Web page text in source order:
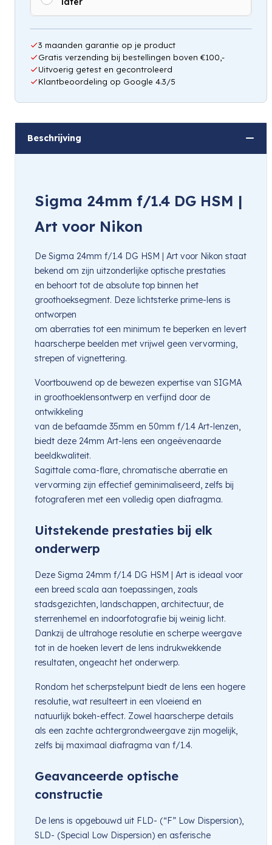
3 maanden garantie op je product
Gratis verzending bij bestellingen boven €100,-
Uitvoerig getest en gecontroleerd
Klantbeoordeling op Google 4.3/5
Beschrijving
Sigma 24mm f/1.4 DG HSM |
Art voor Nikon
De Sigma 24mm f/1.4 DG HSM | Art voor Nikon staat
bekend om zijn uitzonderlijke optische prestaties
en behoort tot de absolute top binnen het
groothoeksegment. Deze lichtsterke prime-lens is
ontworpen
om aberraties tot een minimum te beperken en levert
haarscherpe beelden met vrijwel geen vervorming,
strepen of vignettering.
Voortbouwend op de bewezen expertise van SIGMA
in groothoeklensontwerp en verfijnd door de
ontwikkeling
van de befaamde 35mm en 50mm f/1.4 Art-lenzen,
biedt deze 24mm Art-lens een ongeëvenaarde
beeldkwaliteit.
Sagittale coma-flare, chromatische aberratie en
vervorming zijn effectief geminimaliseerd, zelfs bij
fotograferen met een volledig open diafragma.
Uitstekende prestaties bij elk
onderwerp
Deze Sigma 24mm f/1.4 DG HSM | Art is ideaal voor
een breed scala aan toepassingen, zoals
stadsgezichten, landschappen, architectuur, de
sterrenhemel en indoorfotografie bij weinig licht.
Dankzij de ultrahoge resolutie en scherpe weergave
tot in de hoeken levert de lens indrukwekkende
resultaten, ongeacht het onderwerp.
Rondom het scherpstelpunt biedt de lens een hogere
resolutie, wat resulteert in een vloeiend en
natuurlijk bokeh-effect. Zowel haarscherpe details
als een zachte achtergrondweergave zijn mogelijk,
zelfs bij maximaal diafragma van f/1.4.
Geavanceerde optische
constructie
De lens is opgebouwd uit FLD- (“F” Low Dispersion),
SLD- (Special Low Dispersion) en asferische